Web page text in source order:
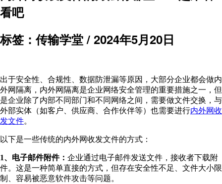
看吧
标签：传输学堂 / 2024年5月20日
出于安全性、合规性、数据防泄漏等原因，大部分企业都会做内
外网隔离，内外网隔离是企业网络安全管理的重要措施之一，但
是企业除了内部不同部门和不同网络之间，需要做文件交换，与
外部实体（如客户、供应商、合作伙伴等）也需要进行内外网收
发文件。
以下是一些传统的内外网收发文件的方式：
1、电子邮件附件： 企业通过电子邮件发送文件，接收者下载附
件。这是一种简单直接的方式，但存在安全性不足、文件大小限
制、容易被恶意软件攻击等问题。